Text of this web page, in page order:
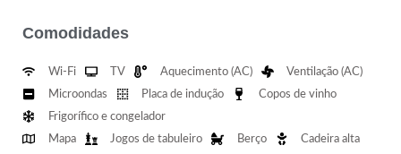
Comodidades
Wi-Fi TV Aquecimento (AC)
Ventilação (AC)
Microondas
Placa de indução
Copos de vinho
Frigorífico e congelador
Mapa
Jogos de tabuleiro Berço
Cadeira alta